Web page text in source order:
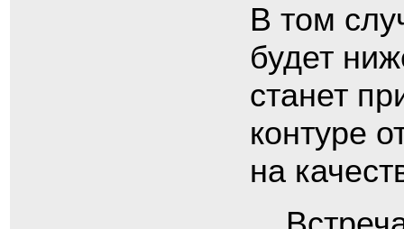
В том
будет
станет
контуре
на